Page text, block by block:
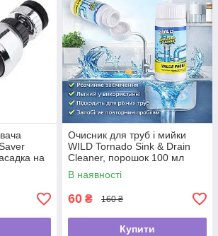
на
Очисник для труб і мийки
WILD Tornado Sink & Drain
Cleaner, порошок 100 мл
В наявності
60 ₴ 160 ₴
Купити